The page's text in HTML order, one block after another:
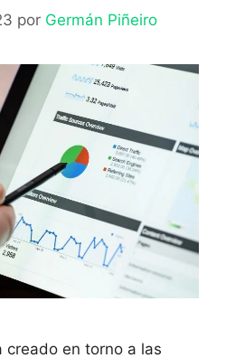
por Germán Piñeiro
creado en torno a las